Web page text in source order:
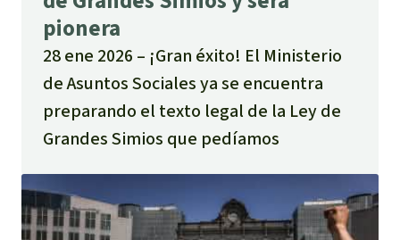
pionera
28 ene 2026
¡Gran éxito! El Ministerio
de Asuntos Sociales ya se encuentra
preparando el texto legal de la Ley de
Grandes Simios que pedíamos